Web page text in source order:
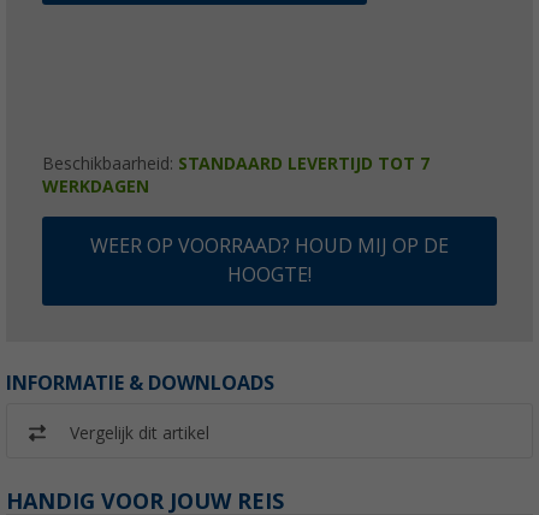
Beschikbaarheid: STANDAARD LEVERTIJD TOT 7
WERKDAGEN
WEER OP VOORRAAD? HOUD MIJ OP DE
HOOGTE!
INFORMATIE & DOWNLOADS
Vergelijk dit artikel
HANDIG VOOR JOUW REIS